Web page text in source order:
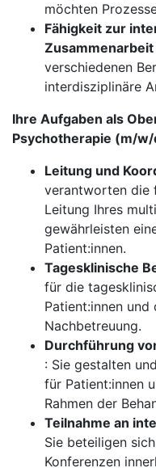
möchten
Fähigkeit zur
Zusammenarbeit
verschiedenen
interdisziplinäre
Ihre Aufgaben als
Psychotherapie (m/
Leitung und
verantworten die
Leitung Ihres
gewährleisten
Patient:innen.
Tagesklinische
für die
Patient:innen und
Nachbetreuung.
Durchführung
: Sie gestalten
für Patient:innen
Rahmen der
Teilnahme an
Sie beteiligen
Konferenzen